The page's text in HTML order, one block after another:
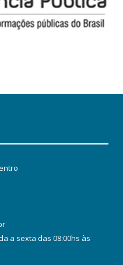
a sexta das 08:00hs às